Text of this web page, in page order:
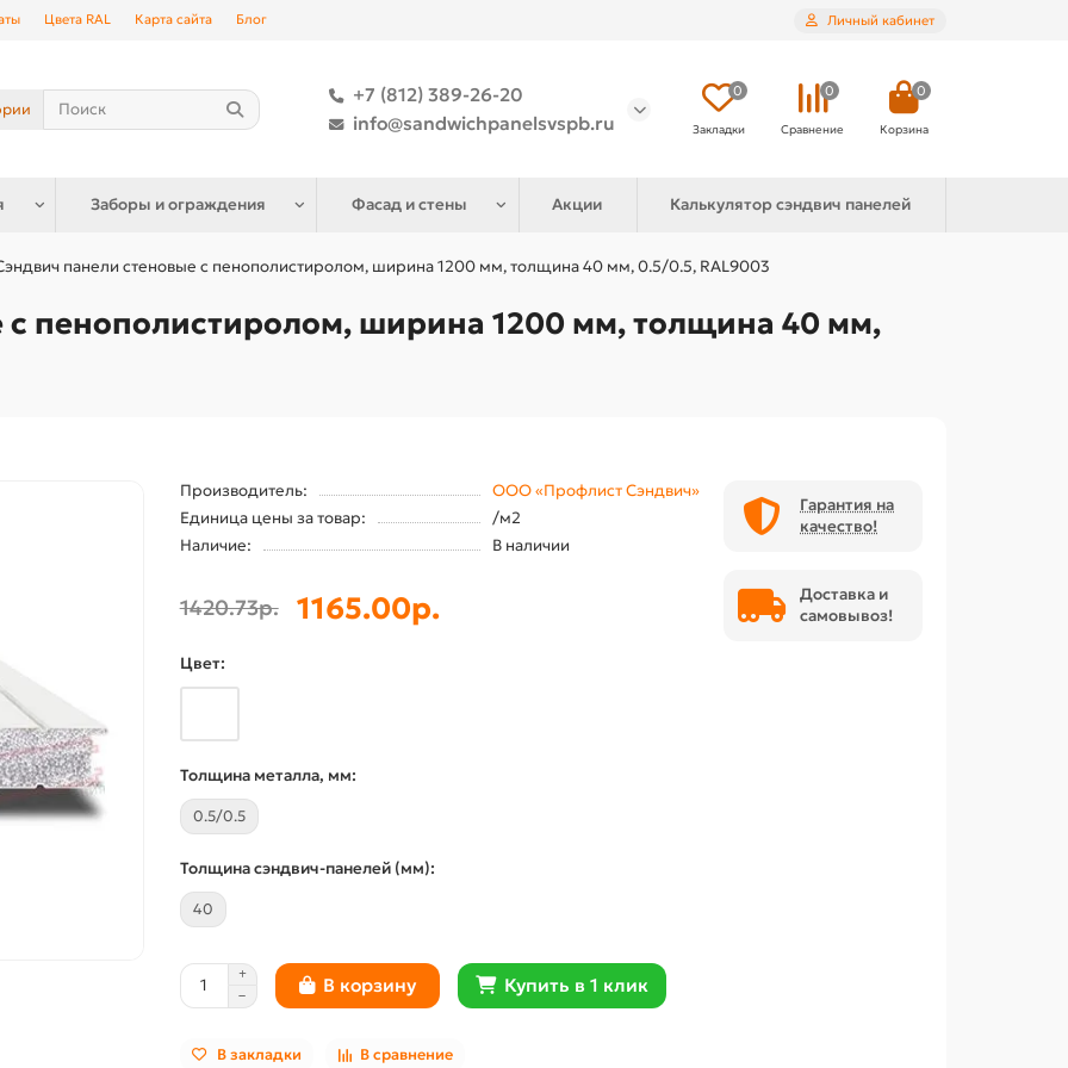
Цвета RAL Карта сайта Блог Личный кабинет
+7 (812) 389-26-20
info@sandwichpanelsvspb.ru
0
Закладки
0
Сравнение
0
Корзина
Заборы и ограждения Фасад и стены Акции Калькулятор сэндвич панелей
панели стеновые с пенополистиролом, ширина 1200 мм, толщина 40 мм, 0.5/0.5, RAL9003
с пенополистиролом, ширина 1200 мм, толщина 40 мм,
Производитель:
ООО «Профлист Сэндвич»
Единица цены за товар:
/м2
Наличие:
В наличии
1420.73р. 1165.00р.
Цвет:
Толщина металла, мм:
0.5/0.5
Толщина сэндвич-панелей (мм):
40
В корзину Купить в 1 клик
В закладки В сравнение
Гарантия на
качество!
Доставка и
самовывоз!